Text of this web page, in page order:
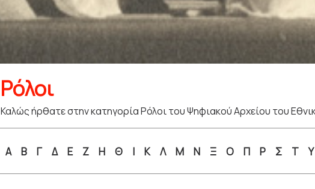
Ρόλοι
Καλώς ήρθατε στην κατηγορία Ρόλοι του Ψηφιακού Αρχείου του
Α Β Γ Δ Ε Ζ Η Θ Ι Κ Λ Μ Ν Ξ Ο Π Ρ Σ Τ Υ